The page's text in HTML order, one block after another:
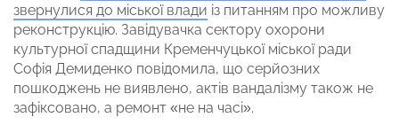
звернулися до міської влади із питанням про можливу
реконструкцію. Завідувачка сектору охорони
культурної спадщини Кременчуцької міської ради
Софія Демиденко повідомила, що серйозних
пошкоджень не виявлено, актів вандалізму також не
зафіксовано, а ремонт «не на часі».